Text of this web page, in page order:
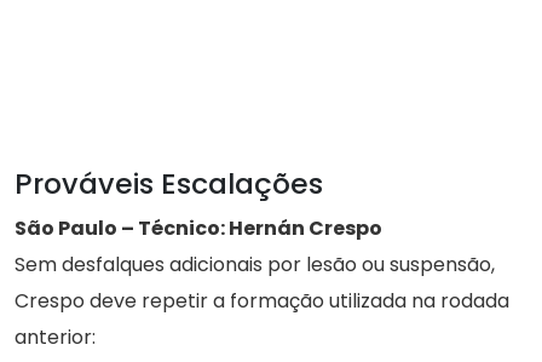
Prováveis Escalações
São Paulo – Técnico: Hernán Crespo
Sem desfalques adicionais por lesão ou suspensão,
Crespo deve repetir a formação utilizada na rodada
anterior: